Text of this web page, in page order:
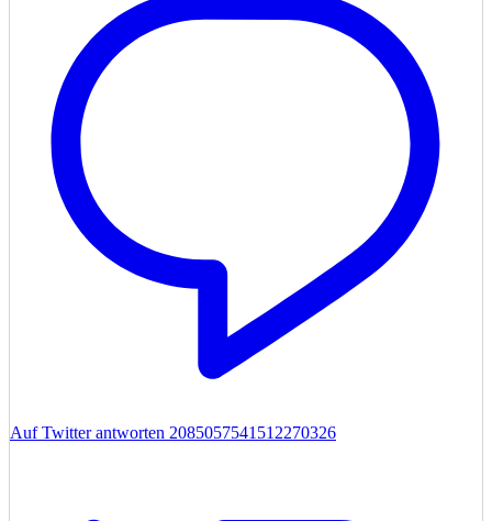
Auf Twitter antworten 2085057541512270326